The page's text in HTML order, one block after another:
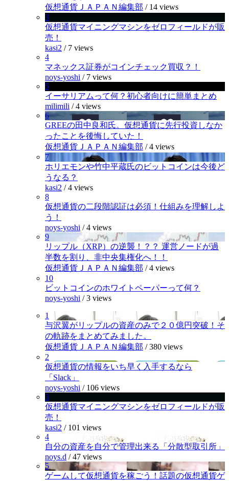
仮想通貨ＪＡＰＡＮ編集部 / 14 views
3
仮想通貨マイニングマシンをゼロフィールドが販
売！
kasi2 / 7 views
4
マネックス証券がコインチェック買収？！
noys-yoshi / 7 views
5
イーサリアムって何？初心者向けに簡単まとめ
milimili /4 views
6
GREEの田中良和氏。仮想通貨に先行投資しなか
ったことを後悔していた！
仮想通貨ＪＡＰＡＮ編集部 /4 views
7
ホリエモンや竹中平蔵氏のビットコインは今後ど
うなる？
kasi2 /4 views
8
仮想通貨の二段階認証は必須！仕組みを理解しよ
う！
noys-yoshi /4 views
9
リップル（XRP）の逆襲！？？ 運営ノードが過
半数を割り、非中央集権化へ！！
仮想通貨ＪＡＰＡＮ編集部 /4 views
10
ビットコインのホワイトペーパーって何？
noys-yoshi /3 views
1
与沢翼がリップルの資産のみで２０億円突破！そ
の軌跡をまとめてみました。
仮想通貨ＪＡＰＡＮ編集部 /380 views
2
仮想通貨の情報をいち早く入手するなら
「Slack」
noys-yoshi / 106 views
3
仮想通貨マイニングマシンをゼロフィールドが販
売！
kasi2 / 101 views
4
自分の資産を自分で管理出来る「分散型取引所」
noys.d /47 views
5
ゲームして仮想通貨を稼ごう！話題の仮想通貨ゲ